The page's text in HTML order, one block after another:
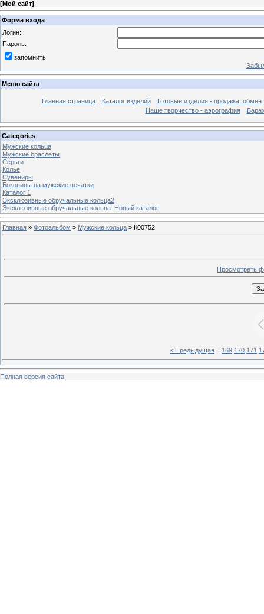
[Мой сайт]
Форма входа
Логин:
Пароль:
запомнить
Меню сайта
Главная страница Каталог изделий
Готовые изделия - продажа, обмен
Наше творчество - аэрография
Categories
Мужские кольца
Мужские браслеты
Серьги
Колье
Сувениры
Боковины на мужские печатки
Каталог 1
Эксклюзивные обручальные кольца2
Эксклюзивные обручальные кольца. Новый каталог
Главная » Фотоальбом » Мужские кольца » К00752
Просмотреть
« Предыдущая 169 170 171
Полная версия сайта